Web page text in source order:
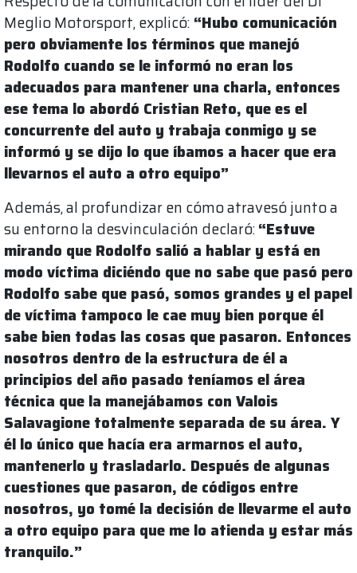
Meglio Motorsport, explicó: “Hubo comunicación
pero obviamente los términos que manejó
Rodolfo cuando se le informó no eran los
adecuados para mantener una charla, entonces
ese tema lo abordó Cristian Reto, que es el
concurrente del auto y trabaja conmigo y se
informó y se dijo lo que íbamos a hacer que era
llevarnos el auto a otro equipo”
Además, al profundizar en cómo atravesó junto a
su entorno la desvinculación declaró:“Estuve
mirando que Rodolfo salió a hablar y está en
modo víctima diciéndo que no sabe que pasó pero
Rodolfo sabe que pasó, somos grandes y el papel
de víctima tampoco le cae muy bien porque él
sabe bien todas las cosas que pasaron. Entonces
nosotros dentro de la estructura de él a
principios del año pasado teníamos el área
técnica que la manejábamos con Valois
Salavagione totalmente separada de su área. Y
él lo único que hacía era armarnos el auto,
mantenerlo y trasladarlo. Después de algunas
cuestiones que pasaron, de códigos entre
nosotros, yo tomé la decisión de llevarme el auto
a otro equipo para que me lo atienda y estar más
tranquilo.”